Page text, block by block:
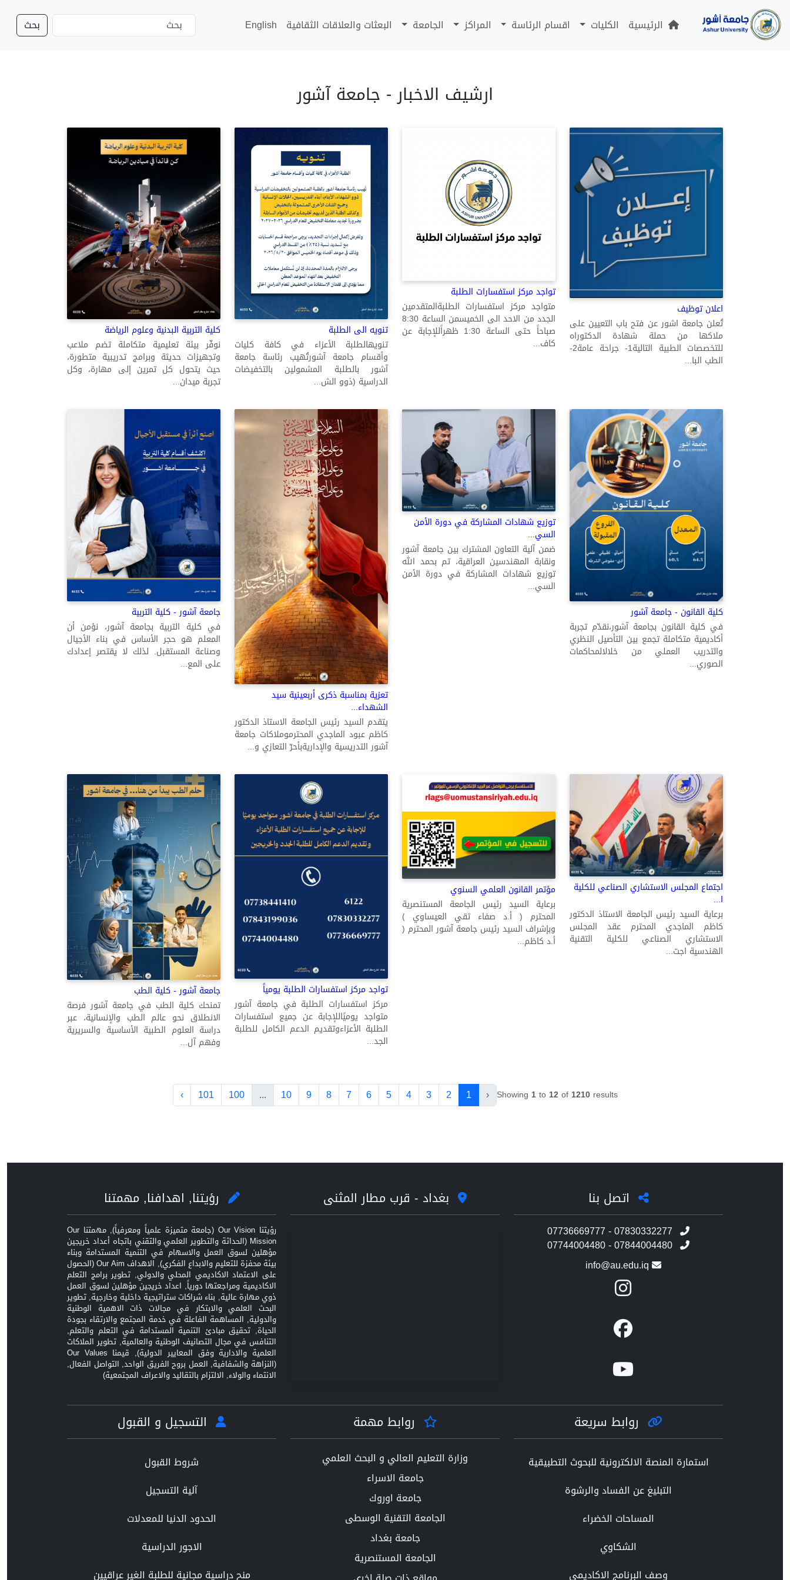
الرئيسية الكليات اقسام الرئاسة المراكز الجامعة البعثات والعلاقات الثقافية English بحث
ارشيف الاخبار - جامعة آشور
اعلان توظيف
تُعلن جامعة اشور عن فتح باب التعيين على
ملاكها من حملة شهادة الدكتوراه
للتخصصات الطبية التالية1- جراحة عامة2-
الطب البا...
تواجد مركز استفسارات الطلبة
متواجد مركز استفسارات الطلبةالمتقدمين
الجدد من الاحد الى الخميسمن الساعة 8:30
صباحاً حتى الساعة 1:30 ظهراًللإجابة عن
كاف...
تنويه الى الطلبة
تنويهالطلبة الأعزاء في كافة كليات
وأقسام جامعة آشورتُهيب رئاسة جامعة
آشور بالطلبة المشمولين بالتخفيضات
الدراسية (ذوو الش...
كلية التربية البدنية وعلوم الرياضة
نوفّر بيئة تعليمية متكاملة تضم ملاعب
وتجهيزات حديثة وبرامج تدريبية متطورة،
حيث يتحول كل تمرين إلى مهارة، وكل
تجربة ميدان...
كلية القانون - جامعة آشور
في كلية القانون بجامعة آشور،نقدّم تجربة
أكاديمية متكاملة تجمع بين التأصيل النظري
والتدريب العملي من خلالالمحاكمات
الصوري...
توزيع شهادات المشاركة في دورة الأمن
السي...
ضمن آلية التعاون المشترك بين جامعة آشور
ونقابة المهندسين العراقية، تم بحمد الله
توزيع شهادات المشاركة في دورة الأمن
السي...
تعزية بمناسبة ذكرى أربعينية سيد
الشهداء...
يتقدم السيد رئيس الجامعة الاستاذ الدكتور
كاظم عبود الماجدي المحترموملاكات جامعة
آشور التدريسية والإداريةبأحرّ التعازي و...
جامعة آشور - كلية التربية
في كلية التربية بجامعة آشور، نؤمن أن
المعلم هو حجر الأساس في بناء الأجيال
وصناعة المستقبل. لذلك لا يقتصر إعدادك
على المع...
اجتماع المجلس الاستشاري الصناعي للكلية
ا...
برعاية السيد رئيس الجامعة الاستاذ الدكتور
كاظم الماجدي المحترم عقد المجلس
الاستشاري الصناعي للكلية التقنية
الهندسية اجت...
مؤتمر القانون العلمي السنوي
برعاية السيد رئيس الجامعة المستنصرية
المحترم ( أ.د صفاء تقي العيساوي )
وبإشراف السيد رئيس جامعة آشور المحترم (
أ.د كاظم...
تواجد مركز استفسارات الطلبة يومياً
مركز استفسارات الطلبة في جامعة آشور
متواجد يوميًاللإجابة عن جميع استفسارات
الطلبة الأعزاءوتقديم الدعم الكامل للطلبة
الجد...
جامعة آشور - كلية الطب
تمنحك كلية الطب في جامعة آشور فرصة
الانطلاق نحو عالم الطب والإنسانية، عبر
دراسة العلوم الطبية الأساسية والسريرية
وفهم آل...
Showing 1to 12of 1210results
‹
1
2
3
4
5
6
7
8
9
10
...
100
101
›
اتصل بنا
07736669777 - 07830332277
07744004480 - 07844004480
info@au.edu.iq
بغداد - قرب مطار المثنى رؤيتنا, اهدافنا, مهمتنا
رؤيتنا Our Vision (جامعة متميزة علمياً ومعرفياً), مهمتنا Our
Mission (الحداثة والتطوير العلمي والتقني باتجاه أعداد خريجين
مؤهلين لسوق العمل والاسهام في التنمية المستدامة وبناء
بيئة محفزة للتعليم والابداع الفكري), الاهداف Our Aim (الحصول
على الاعتماد الاكاديمي المحلي والدولي, تطوير برامج التعلم
الاكاديمية ومراجعتها دورياً, اعداد خريجين مؤهلين لسوق العمل
ذوي مهارة عالية, بناء شراكات ستراتيجية داخلية وخارجية, تطوير
البحث العلمي والابتكار في مجالات ذات الاهمية الوطنية
والدولية, المساهمة الفاعلة في خدمة المجتمع والارتقاء بجودة
الحياة, تحقيق مبادئ التنمية المستدامة في التعلم والتعلم,
التنافس في مجال التصانيف الوطنية والعالمية, تطوير الملاكات
العلمية والادارية وفق المعايير الدولية), قيمنا Our Values
(النزاهة والشفافية, العمل بروح الفريق الواحد, التواصل الفعال,
الانتماء والولاء, الالتزام بالتقاليد والاعراف المجتمعية)
روابط سريعة
استمارة المنصة الالكترونية للبحوث التطبيقية
التبليغ عن الفساد والرشوة
المساحات الخضراء
الشكاوي
وصف البرنامج الاكاديمي
روابط مهمة
وزارة التعليم العالي و البحث العلمي
جامعة الاسراء
جامعة اوروك
الجامعة التقنية الوسطى
جامعة بغداد
الجامعة المستنصرية
التسجيل و القبول
شروط القبول
آلية التسجيل
الحدود الدنيا للمعدلات
الاجور الدراسية
منح دراسية مجانية للطلبة الغير عراقيين